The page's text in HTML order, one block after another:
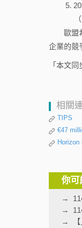
歐盟希
企業的競
「本文
相關
TIPS
€47
Horizon
你可